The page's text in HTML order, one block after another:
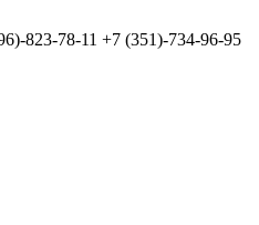
823-78-11 +7 (351)-734-96-95